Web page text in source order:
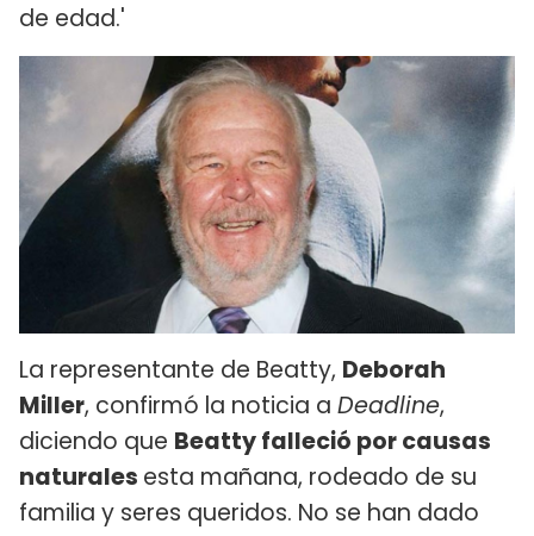
de edad.'
La representante de Beatty, Deborah
Miller, confirmó la noticia a Deadline,
diciendo que Beatty falleció por causas
naturales esta mañana, rodeado de su
familia y seres queridos. No se han dado